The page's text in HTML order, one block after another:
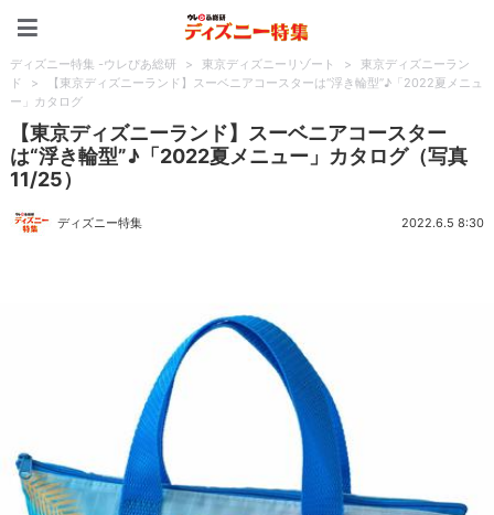
ディズニー特集 -ウレぴあ総研 > 東京ディズニーリゾート >
東京ディズニーラン
ド
>
【東京ディズニーランド】スーベニアコースターは“浮き輪型”♪「2022夏メニュ
ー」カタログ
【東京ディズニーランド】スーベニアコースター
は“浮き輪型”♪「2022夏メニュー」カタログ（写真
11/25）
ディズニー特集 2022.6.5 8:30